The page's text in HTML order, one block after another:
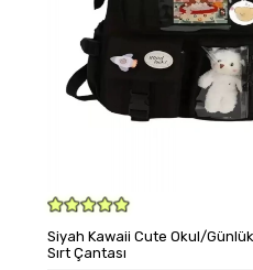
Siyah Kawaii Cute Okul/Günlük
Sırt Çantası